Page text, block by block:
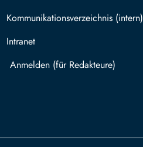
Kommunikationsverzeichnis (intern)
Intranet
Mit TUBAF Login anmelden